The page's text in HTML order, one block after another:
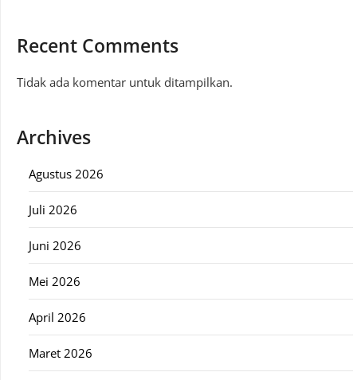
Recent Comments
Tidak ada komentar untuk ditampilkan.
Archives
Agustus 2026
Juli 2026
Juni 2026
Mei 2026
April 2026
Maret 2026